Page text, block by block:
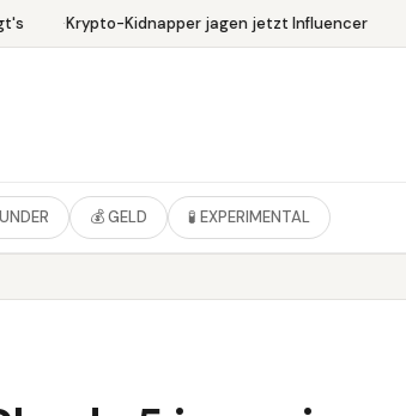
Krypto-Kidnapper jagen jetzt Influencer
💰 GELD 🧪 EXPERIMENTAL